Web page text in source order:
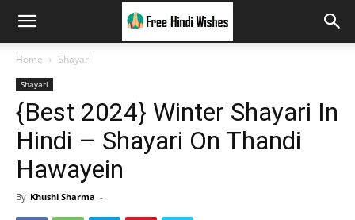
Home Shayari
Shayari
{Best 2024} Winter Shayari In
Hindi – Shayari On Thandi
Hawayein
By Khushi Sharma -